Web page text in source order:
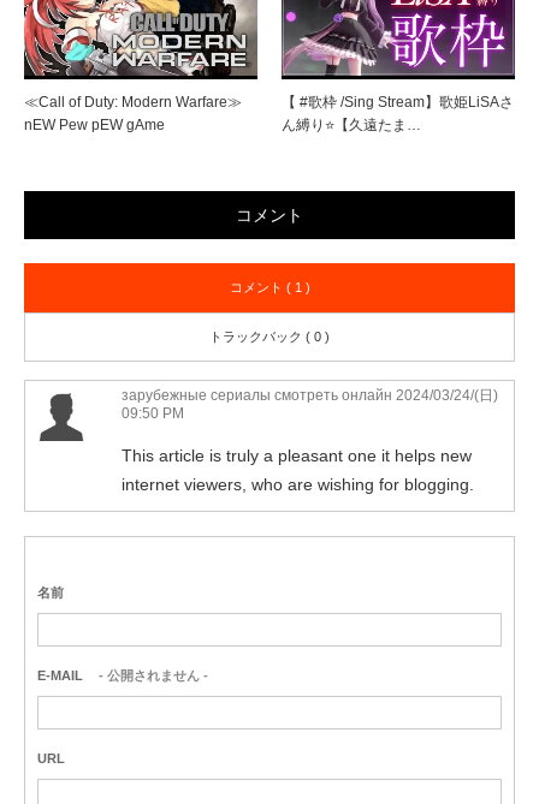
≪Call of Duty: Modern Warfare≫
nEW Pew pEW gAme
【 #歌枠 /Sing Stream】歌姫LiSAさ
ん縛り⭐️【久遠たま…
コメント
コメント ( 1 )
トラックバック ( 0 )
зарубежные сериалы смотреть онлайн 2024/03/24/(日)
09:50 PM
This article is truly a pleasant one it helps new
internet viewers, who are wishing for blogging.
名前
E-MAIL - 公開されません -
URL